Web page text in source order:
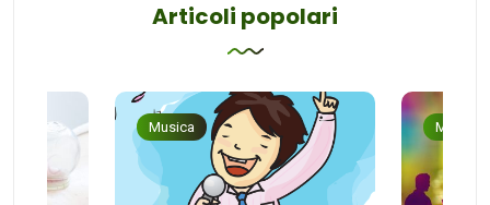
Articoli popolari
Musica Musica